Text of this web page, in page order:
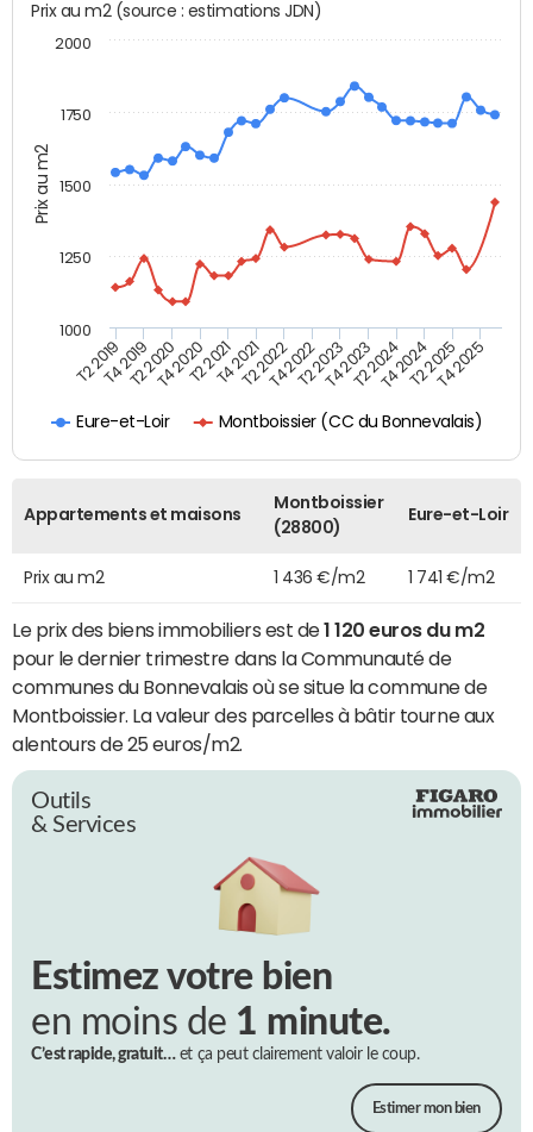
Prix au m2
Prix au m2 (source : estimations JDN)
Eure-et-Loir Montboissier (CC du Bonnevalais)
T2 2019T4 2019T2 2020T4 2020T2 2021T4 2021T2 2022T4 2022T2 2023T4 2023T2 2024T4 2024T2 2025T4 2025
1000
2000
1250
1500
1750
Appartements et maisons
Montboissier
(28800)
Eure-et-Loir
Prix au m2 1 436 €/m2 1 741 €/m2
Le prix des biens immobiliers est de1 120 euros du m2
pour le dernier trimestre dans la Communauté de
communes du Bonnevalais où se situe la commune de
Montboissier. La valeur des parcelles à bâtir tourne aux
alentours de 25 euros/m2.
Outils
& Services
Estimez votre bien
en moins de 1 minute.
C’est rapide, gratuit…et ça peut clairement valoir le coup.
Estimer mon bien